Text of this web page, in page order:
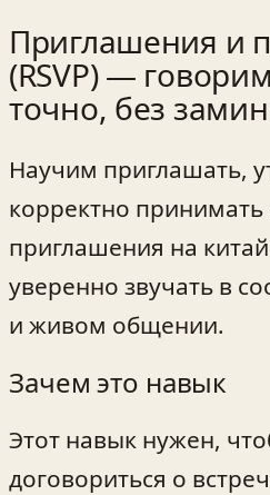
Приглашения и
(RSVP) —
точно, без
Научим приглашать,
корректно принимать
приглашения на
уверенно звучать в
и живом общении.
Зачем это навык
Этот навык нужен,
договориться о